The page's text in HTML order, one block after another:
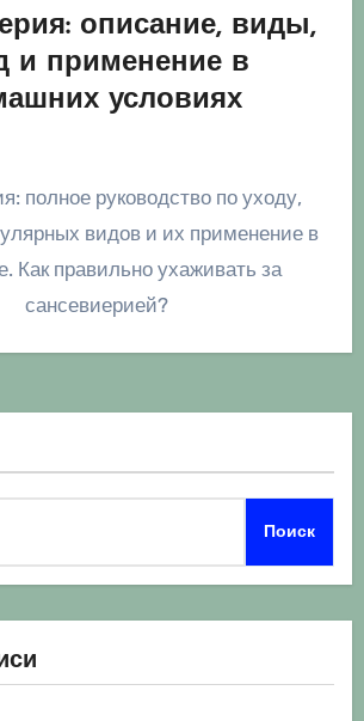
описание, виды,
и применение в
условиях
видов и их применение в
Как правильно ухаживать за
сансевиерией?
Поиск